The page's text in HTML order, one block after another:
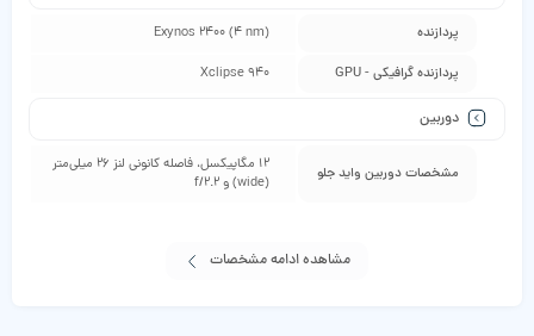
پردازنده Exynos 2400 (4 nm)
پردازنده گرافیکی - GPU Xclipse 940
دوربین
مشخصات دوربین واید جلو
12 مگاپیکسل، فاصله کانونی لنز 26 میلی‌متر
(wide) و f/2.2
مشاهده ادامه مشخصات